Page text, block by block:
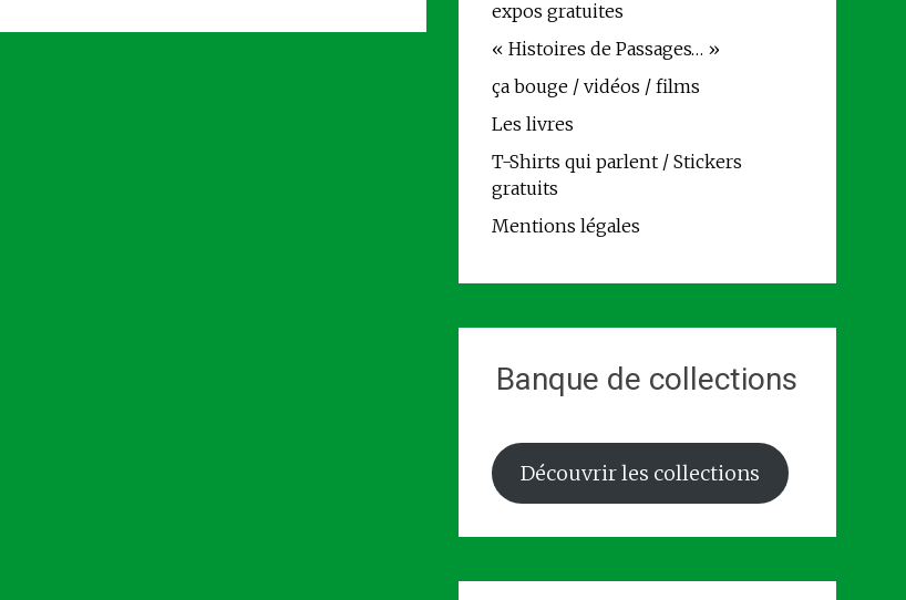
expos gratuites
« Histoires de Passages… »
ça bouge / vidéos / films
Les livres
T-Shirts qui parlent / Stickers
gratuits
Mentions légales
Banque de collections
Découvrir les collections